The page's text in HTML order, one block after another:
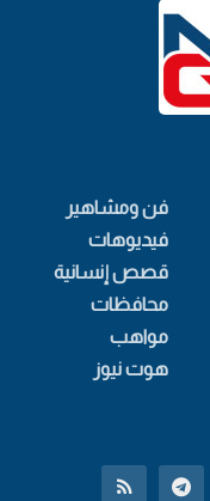
فن ومشاهير
فيديوهات
قصص إنسانية
محافظات
مواهب
هوت نيوز